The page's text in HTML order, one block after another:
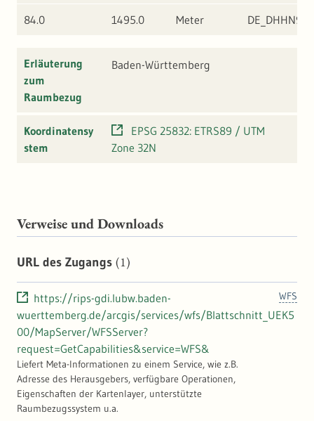
84.0 1495.0 Meter
Erläuterung
zum
Raumbezug
Baden-Württemberg
Koordinatensy
stem
EPSG 25832: ETRS89 / UTM
Zone 32N
Verweise und Downloads
URL des Zugangs (1)
WFS
https://rips-gdi.lubw.baden-
wuerttemberg.de/arcgis/services/wfs/Blattschnitt_UEK5
00/MapServer/WFSServer?
request=GetCapabilities&service=WFS&
Liefert Meta-Informationen zu einem Service, wie z.B.
Adresse des Herausgebers, verfügbare Operationen,
Eigenschaften der Kartenlayer, unterstützte
Raumbezugssystem u.a.